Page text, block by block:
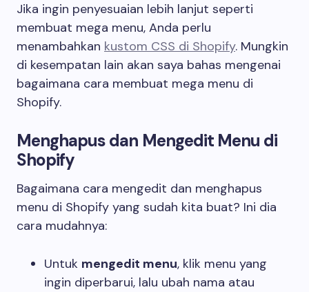
Jika ingin penyesuaian lebih lanjut seperti
membuat mega menu, Anda perlu
menambahkan kustom CSS di Shopify. Mungkin
di kesempatan lain akan saya bahas mengenai
bagaimana cara membuat mega menu di
Shopify.
Menghapus dan Mengedit Menu di
Shopify
Bagaimana cara mengedit dan menghapus
menu di Shopify yang sudah kita buat? Ini dia
cara mudahnya:
Untuk mengedit menu, klik menu yang
ingin diperbarui, lalu ubah nama atau